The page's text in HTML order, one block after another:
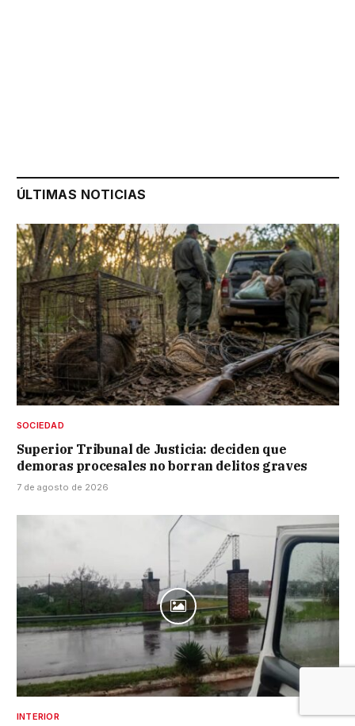
ÚLTIMAS NOTICIAS
SOCIEDAD
Superior Tribunal de Justicia: deciden que
demoras procesales no borran delitos graves
7 de agosto de 2026
INTERIOR